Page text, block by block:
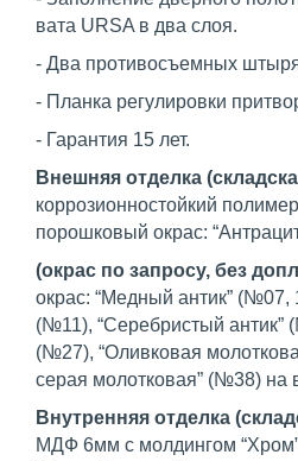
вата URSA в два слоя.
- Два противосъемных
- Планка регулировки
- Гарантия 15 лет.
Внешняя отделка
коррозионностойкий
порошковый окрас:
(окрас по запросу, без
окрас: “Медный антик” (№07,
(№11), “Серебристый антик”
(№27), “Оливковая
серая молотковая” (№38) на
Внутренняя отделка
МДФ 6мм с молдингом